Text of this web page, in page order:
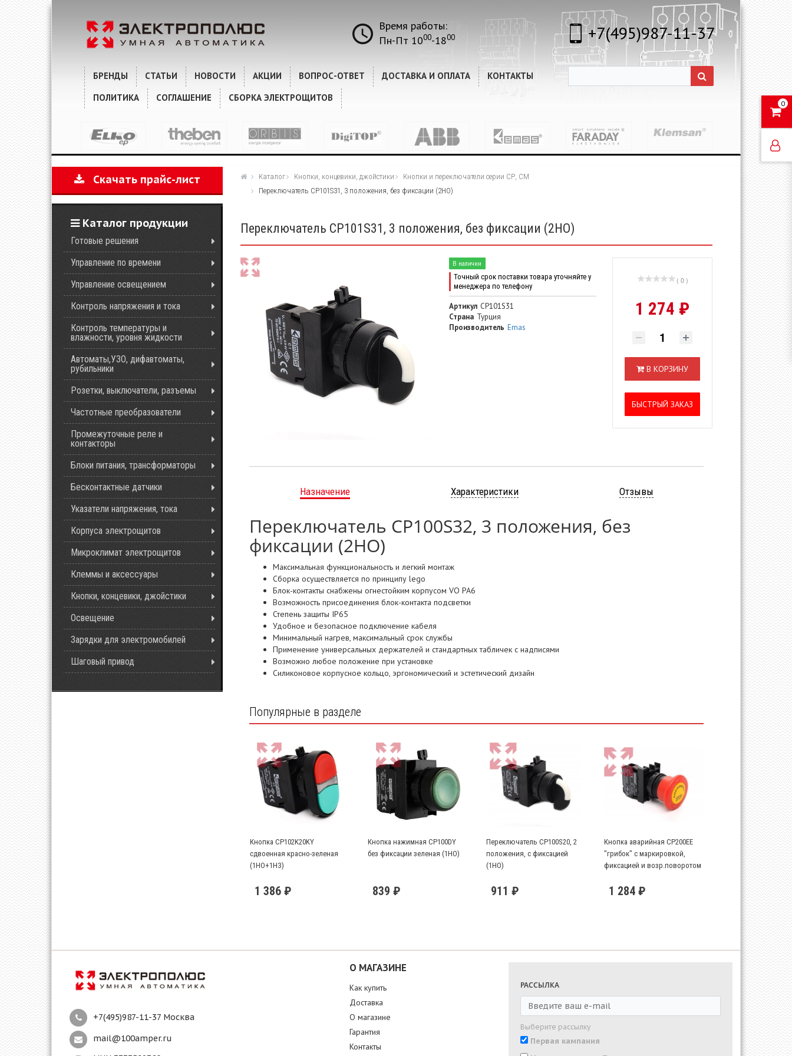
0
Время работы:
Пн-Пт 1000-1800 +7(495)987-11-37
БРЕНДЫ СТАТЬИ НОВОСТИ АКЦИИ ВОПРОС-ОТВЕТ ДОСТАВКА И ОПЛАТА
КОНТАКТЫ
ПОЛИТИКА
СОГЛАШЕНИЕ СБОРКА ЭЛЕКТРОЩИТОВ
Скачать прайс-лист
Каталог продукции
Готовые решения
Управление по времени
Управление освещением
Контроль напряжения и тока
Контроль температуры и
влажности, уровня жидкости
Автоматы,УЗО, дифавтоматы,
рубильники
Розетки, выключатели, разъемы
Частотные преобразователи
Промежуточные реле и
контакторы
Блоки питания, трансформаторы
Бесконтактные датчики
Указатели напряжения, тока
Корпуса электрощитов
Микроклимат электрощитов
Клеммы и аксессуары
Кнопки, концевики, джойстики
Освещение
Зарядки для электромобилей
Шаговый привод
Каталог Кнопки, концевики, джойстики
Кнопки и переключатели серии CР, СМ
Переключатель CP101S31, 3 положения, без фиксации (2НО)
Переключатель CP101S31, 3 положения, без фиксации (2НО)
( 0 )
1 274 ₽
В КОРЗИНУ
БЫСТРЫЙ ЗАКАЗ
В наличии
Точный срок поставки товара уточняйте у
менеджера по телефону
Артикул CP101S31
Страна Турция
Производитель Emas
Назначение Характеристики Отзывы
Переключатель CP100S32, 3 положения, без
фиксации (2НО)
Максимальная функциональность и легкий монтаж
Сборка осуществляется по принципу lego
Блок-контакты снабжены огнестойким корпусом VO PA6
Возможность присоединения блок-контакта подсветки
Степень защиты IP65
Удобное и безопасное подключение кабеля
Минимальный нагрев, максимальный срок службы
Применение универсальных держателей и стандартных табличек с надписями
Возможно любое положение при установке
Силиконовое корпусное кольцо, эргономический и эстетический дизайн
Популярные в разделе
Кнопка CP102K20KY
сдвоенная красно-зеленая
(1НО+1НЗ)
1 386 ₽
Кнопка нажимная CP100DY
без фиксации зеленая (1НО)
839 ₽
Переключатель CP100S20, 2
положения, с фиксацией
(1НО)
911 ₽
Кнопка аварийная CP200EE
"грибок" с маркировкой,
фиксацией и возр.поворотом
1 284 ₽
+7(495)987-11-37 Москва
mail@100amper.ru
О МАГАЗИНЕ
Как купить
Доставка
О магазине
Гарантия
Контакты
РАССЫЛКА
Выберите рассылку
Первая кампания